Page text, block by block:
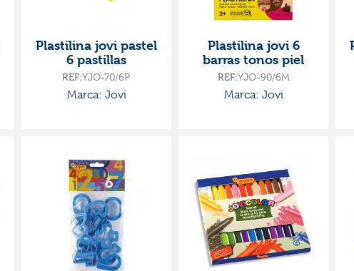
Plastilina jovi pastel
6 pastillas
REF:YJO-70/6P
Marca: Jovi
Plastilina jovi 6
barras tonos piel
REF:YJO-90/6M
Marca: Jovi